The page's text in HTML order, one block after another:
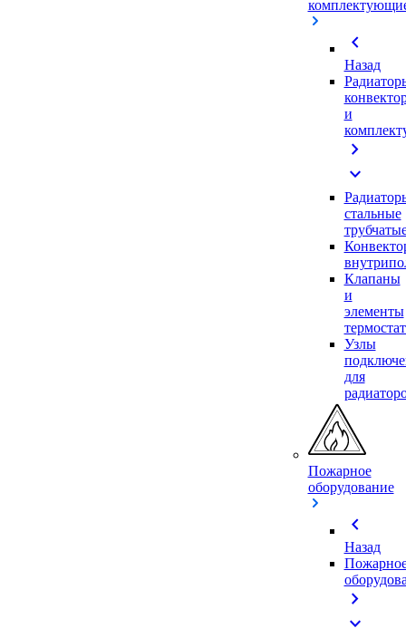
chevron_left
Назад
и
chevron_right
expand_more
стальные
Клапаны
и
элементы
Узлы
для
Пожарное
оборудование
chevron_left
Назад
chevron_right
expand_more